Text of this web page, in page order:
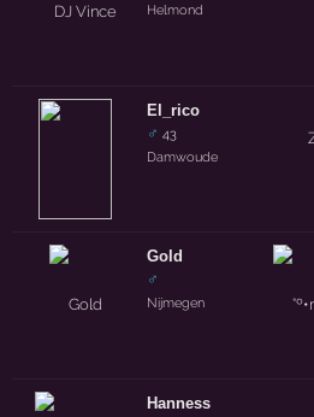
Helmond
El_rico
♂ 43
Damwoude
Gold
♂
Nijmegen
Hanness